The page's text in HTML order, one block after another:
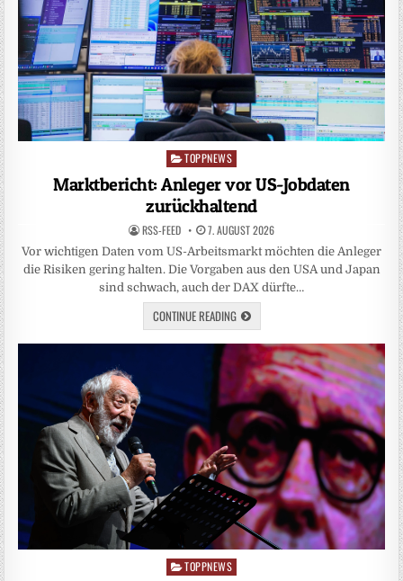
Posted
in
TOPPNEWS
Marktbericht: Anleger vor US-Jobdaten
zurückhaltend
RSS-FEED 7. AUGUST 2026
Vor wichtigen Daten vom US-Arbeitsmarkt möchten die Anleger
die Risiken gering halten. Die Vorgaben aus den USA und Japan
sind schwach, auch der DAX dürfte…
CONTINUE READING
Posted
TOPPNEWS